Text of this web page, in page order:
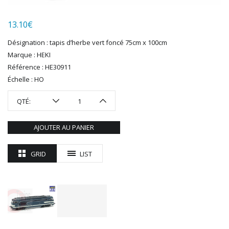
MAKETTE
MARLKIN
MKD
NOREV
NOVATEUR MODELES
PECO
PG mini
PN SUD MODELISME
PRINCE AUGUST
RÉGIONS ET COMPAGNIES
13.10€
Désignation : tapis d’herbe vert foncé 75cm x 100cm
Marque : HEKI
Référence : HE30911
Échelle : HO
QTÉ:
AJOUTER AU PANIER
GRID LIST